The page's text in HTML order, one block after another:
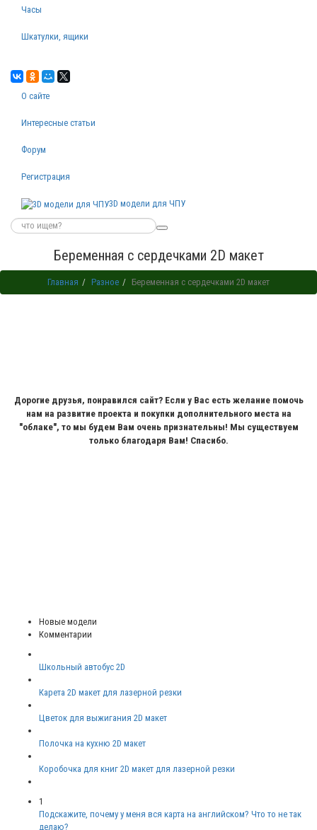
Часы
Шкатулки, ящики
О сайте
Интересные статьи
Форум
Регистрация
3D модели для ЧПУ
Беременная с сердечками 2D макет
Главная Разное Беременная с сердечками 2D макет
Дорогие друзья, понравился сайт? Если у Вас есть желание помочь
нам на развитие проекта и покупки дополнительного места на
"облаке", то мы будем Вам очень признательны! Мы существуем
только благодаря Вам! Спасибо.
Новые модели
Комментарии
Школьный автобус 2D
Карета 2D макет для лазерной резки
Цветок для выжигания 2D макет
Полочка на кухню 2D макет
Коробочка для книг 2D макет для лазерной резки
1
Подскажите, почему у меня вся карта на английском? Что то не так
делаю?